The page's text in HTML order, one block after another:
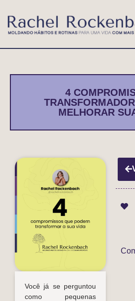
4
MELHORAR
Você já se perguntou
como pequenas